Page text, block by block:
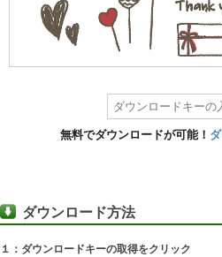
無料でダウンロードが可能！
ダウンロード方法
１：ダウンロードキーの取得をクリック